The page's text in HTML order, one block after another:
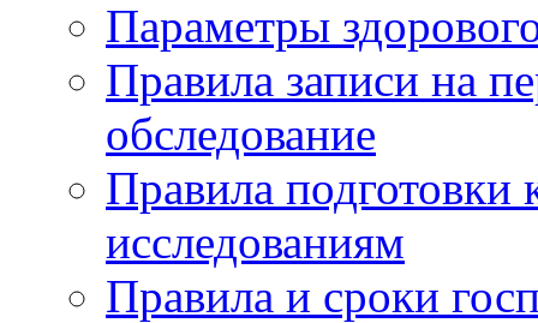
Параметры
Правила записи на
обследование
Правила подготовки
исследованиям
Правила и сроки